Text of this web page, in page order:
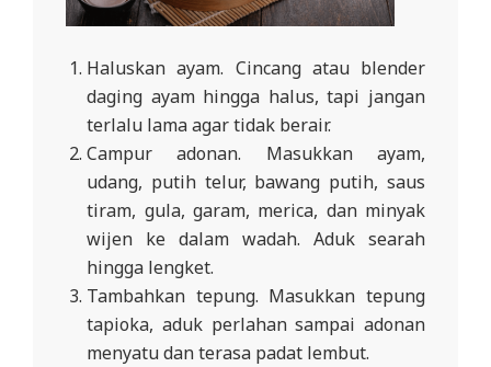
Haluskan ayam. Cincang atau blender
daging ayam hingga halus, tapi jangan
terlalu lama agar tidak berair.
Campur adonan. Masukkan ayam,
udang, putih telur, bawang putih, saus
tiram, gula, garam, merica, dan minyak
wijen ke dalam wadah. Aduk searah
hingga lengket.
Tambahkan tepung. Masukkan tepung
tapioka, aduk perlahan sampai adonan
menyatu dan terasa padat lembut.